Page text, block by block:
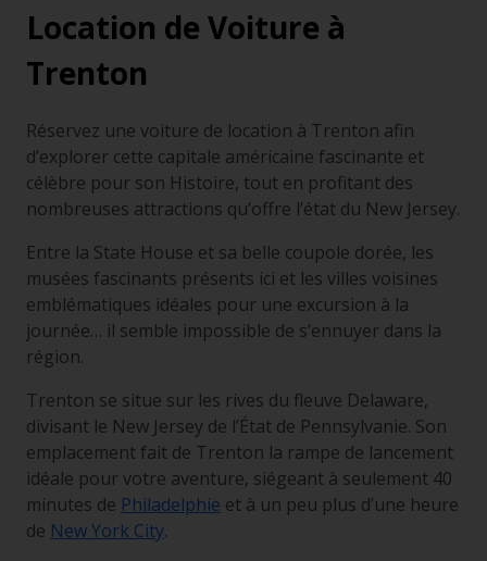
Location de Voiture à
Trenton
Réservez une voiture de location à Trenton afin
d’explorer cette capitale américaine fascinante et
célèbre pour son Histoire, tout en profitant des
nombreuses attractions qu’offre l’état du New Jersey.
Entre la State House et sa belle coupole dorée, les
musées fascinants présents ici et les villes voisines
emblématiques idéales pour une excursion à la
journée… il semble impossible de s’ennuyer dans la
région.
Trenton se situe sur les rives du fleuve Delaware,
divisant le New Jersey de l’État de Pennsylvanie. Son
emplacement fait de Trenton la rampe de lancement
idéale pour votre aventure, siégeant à seulement 40
minutes de Philadelphie et à un peu plus d’une heure
de New York City.